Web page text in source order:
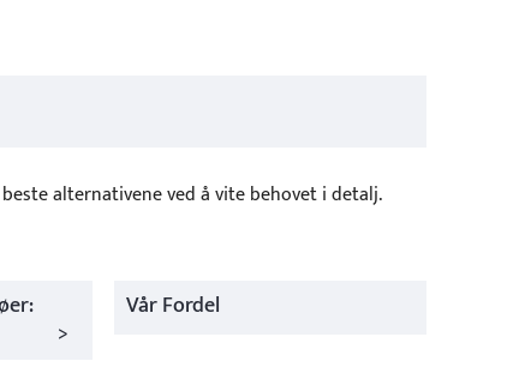
alternativene ved å vite behovet i detalj.
>
Vår Fordel